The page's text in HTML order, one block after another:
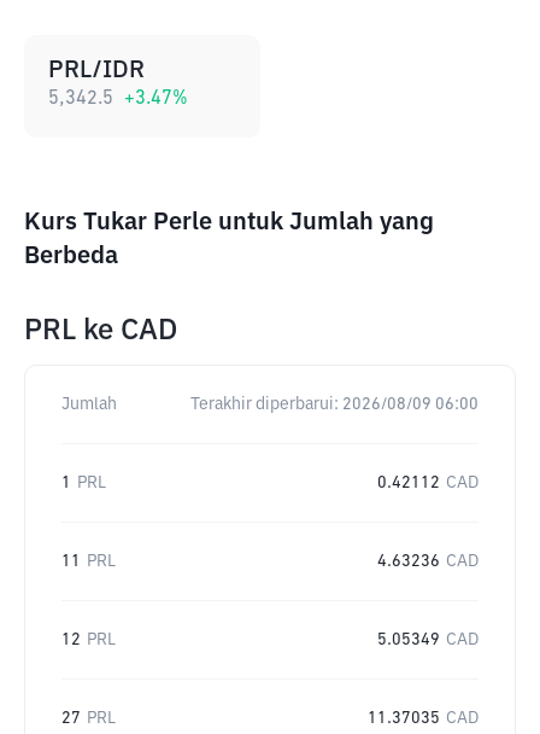
PRL/IDR
5,342.5 +3.47%
Kurs Tukar Perle untuk Jumlah yang
Berbeda
PRL ke CAD
Jumlah Terakhir diperbarui: 2026/08/09 06:00
1 PRL 0.42112 CAD
11 PRL 4.63236 CAD
12 PRL 5.05349 CAD
27 PRL 11.37035 CAD